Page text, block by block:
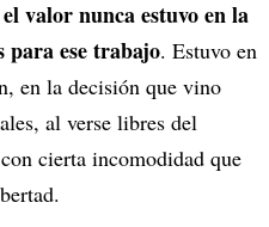
el valor nunca estuvo en la
para ese trabajo. Estuvo en
en la decisión que vino
al verse libres del
cierta incomodidad que